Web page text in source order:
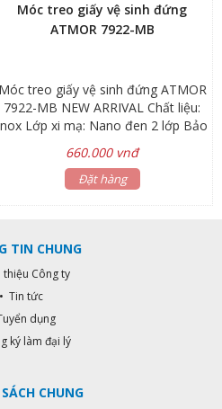
Móc treo giấy vệ sinh đứng
ATMOR 7922-MB
Móc treo giấy vệ sinh đứng ATMOR
7922-MB NEW ARRIVAL Chất liệu:
Lớp xi mạ: Nano đen 2 lớp Bảo
hành: phụ kiện 1 năm Hãng sản
xuất: ATMOR Mã sản phẩm: 7922-
MB
660.000 vnđ
Đặt hàng
TIN CHUNG
thiệu Công ty
• Tin tức
dụng
ký làm đại lý
CHUNG